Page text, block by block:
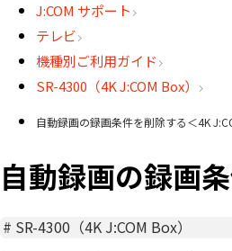
J:COM サポート
テレビ
機種別ご利用ガイド
SR-4300（4K J:COM Box）
自動録画の録画条件を削除する＜4K
自動録画の録画
# SR-4300（4K J:COM Box）